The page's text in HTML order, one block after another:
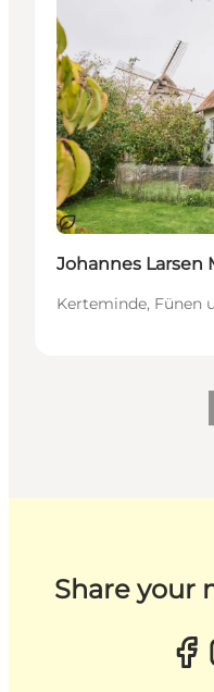
Nachhaltig
Johannes Larsen
Kerteminde, Fünen
Share your